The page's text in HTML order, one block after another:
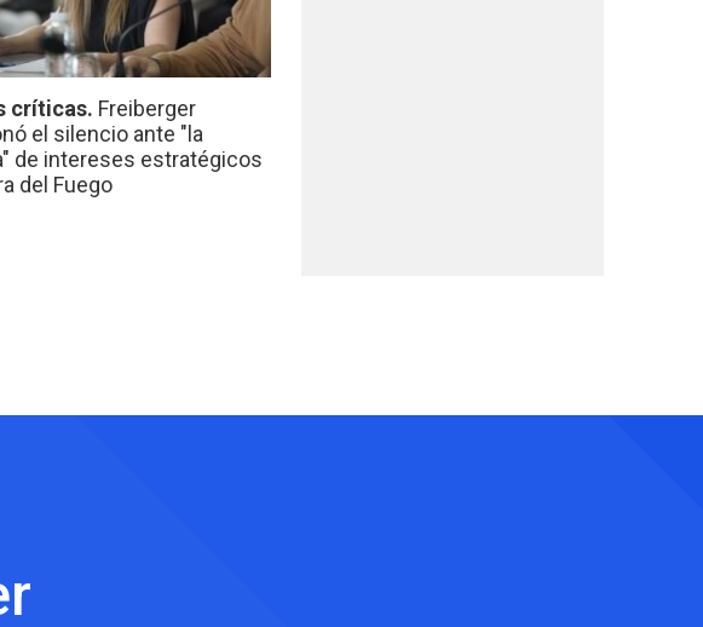
críticas. Freiberger
el silencio ante "la
de intereses estratégicos
del Fuego